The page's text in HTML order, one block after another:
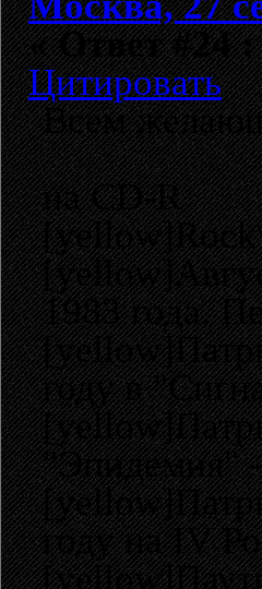
«Ответ #24 :
Цитировать
Всем
на CD-R
1983 года.
году в
"Эпидемия"
году на IV